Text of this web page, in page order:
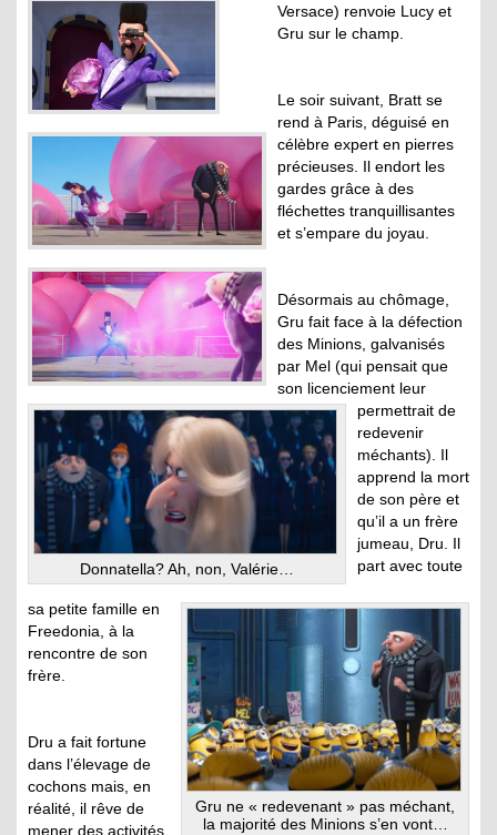
Donnatella? Ah, non, Valérie…
Versace) renvoie Lucy et
Gru sur le champ.
Gru ne « redevenant » pas méchant,
la majorité des Minions s’en vont…
Le soir suivant, Bratt se
rend à Paris, déguisé en
célèbre expert en pierres
précieuses. Il endort les
gardes grâce à des
fléchettes tranquillisantes
et s’empare du joyau.
Désormais au chômage,
Gru fait face à la défection
des Minions, galvanisés
par Mel (qui pensait que
son licenciement leur
permettrait de
redevenir
méchants). Il
apprend la mort
de son père et
qu’il a un frère
jumeau, Dru. Il
part avec toute
sa petite famille en
Freedonia, à la
rencontre de son
frère.
Dru a fait fortune
dans l’élevage de
cochons mais, en
réalité, il rêve de
mener des activités